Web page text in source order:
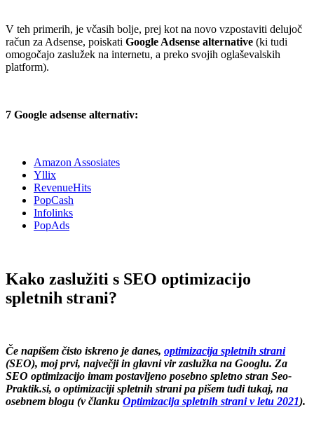
V teh primerih, je včasih bolje, prej kot na novo vzpostaviti delujoč
račun za Adsense, poiskati Google Adsense alternative (ki tudi
omogočajo zaslužek na internetu, a preko svojih oglaševalskih
platform).
7 Google adsense alternativ:
Amazon Assosiates
Yllix
RevenueHits
PopCash
Infolinks
PopAds
Kako zaslužiti s SEO optimizacijo
spletnih strani?
Če napišem čisto iskreno je danes, optimizacija spletnih strani
(SEO), moj prvi, največji in glavni vir zaslužka na Googlu. Za
SEO optimizacijo imam postavljeno posebno spletno stran Seo-
Praktik.si, o optimizaciji spletnih strani pa pišem tudi tukaj, na
osebnem blogu (v članku Optimizacija spletnih strani v letu 2021).